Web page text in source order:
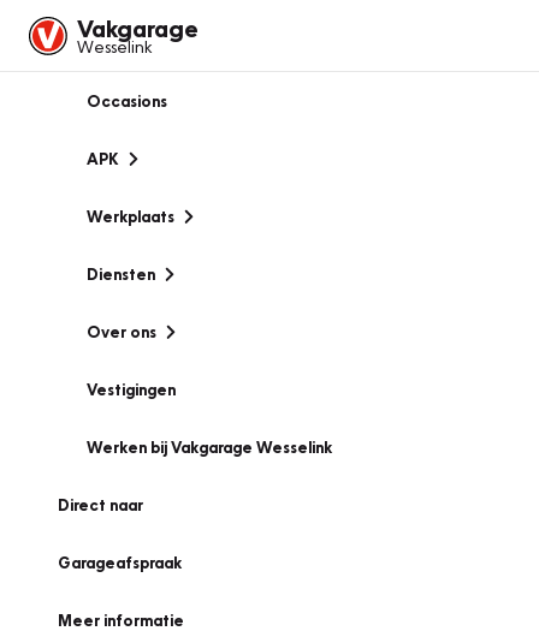
Vakgarage
Wesselink
Occasions
APK
Werkplaats
Diensten
Over ons
Vestigingen
Werken bij Vakgarage Wesselink
Direct naar
Garageafspraak
Meer informatie